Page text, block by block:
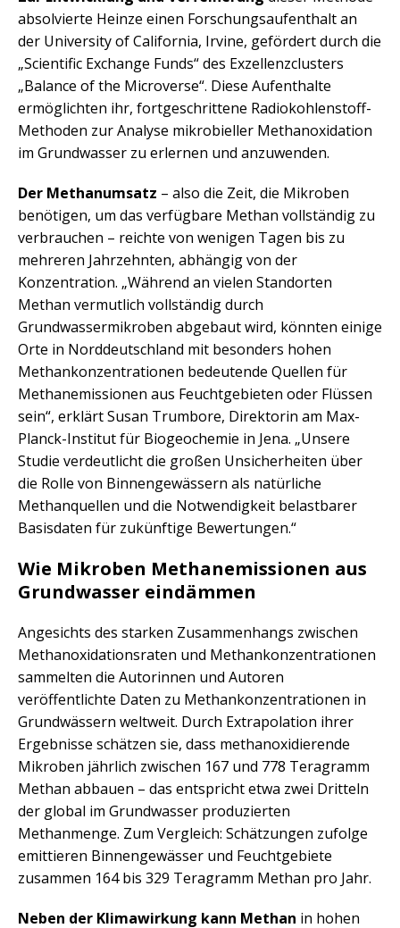
absolvierte Heinze einen Forschungsaufenthalt an
der University of California, Irvine, gefördert durch die
„Scientific Exchange Funds“ des Exzellenzclusters
„Balance of the Microverse“. Diese Aufenthalte
ermöglichten ihr, fortgeschrittene Radiokohlenstoff-
Methoden zur Analyse mikrobieller Methanoxidation
im Grundwasser zu erlernen und anzuwenden.
Der Methanumsatz – also die Zeit, die Mikroben
benötigen, um das verfügbare Methan vollständig zu
verbrauchen – reichte von wenigen Tagen bis zu
mehreren Jahrzehnten, abhängig von der
Konzentration. „Während an vielen Standorten
Methan vermutlich vollständig durch
Grundwassermikroben abgebaut wird, könnten einige
Orte in Norddeutschland mit besonders hohen
Methankonzentrationen bedeutende Quellen für
Methanemissionen aus Feuchtgebieten oder Flüssen
sein“, erklärt Susan Trumbore, Direktorin am Max-
Planck-Institut für Biogeochemie in Jena. „Unsere
Studie verdeutlicht die großen Unsicherheiten über
die Rolle von Binnengewässern als natürliche
Methanquellen und die Notwendigkeit belastbarer
Basisdaten für zukünftige Bewertungen.“
Wie Mikroben Methanemissionen aus
Grundwasser eindämmen
Angesichts des starken Zusammenhangs zwischen
Methanoxidationsraten und Methankonzentrationen
sammelten die Autorinnen und Autoren
veröffentlichte Daten zu Methankonzentrationen in
Grundwässern weltweit. Durch Extrapolation ihrer
Ergebnisse schätzen sie, dass methanoxidierende
Mikroben jährlich zwischen 167 und 778 Teragramm
Methan abbauen – das entspricht etwa zwei Dritteln
der global im Grundwasser produzierten
Methanmenge. Zum Vergleich: Schätzungen zufolge
emittieren Binnengewässer und Feuchtgebiete
zusammen 164 bis 329 Teragramm Methan pro Jahr.
Neben der Klimawirkung kann Methan in hohen